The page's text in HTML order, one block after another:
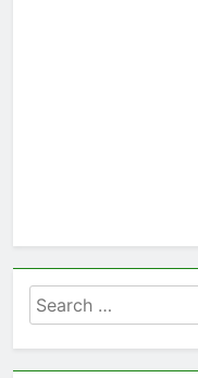
Search
for: